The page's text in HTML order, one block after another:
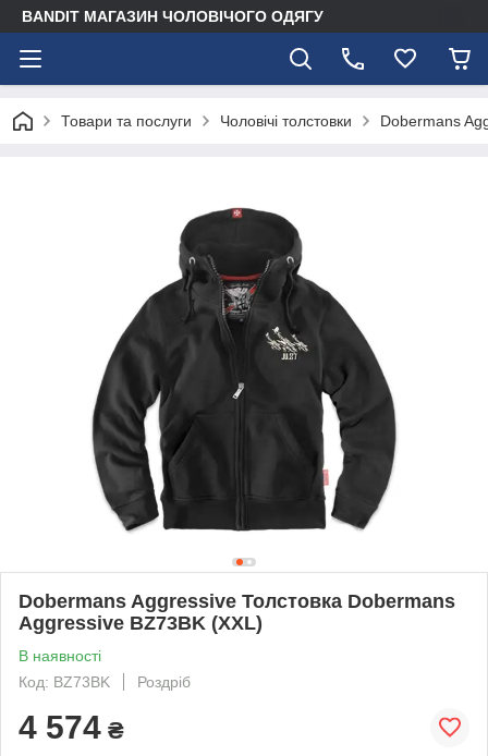
BANDIT МАГАЗИН ЧОЛОВІЧОГО ОДЯГУ
Товари та послуги Чоловічі толстовки Dobermans
Dobermans Aggressive Толстовка Dobermans
Aggressive BZ73BK (XXL)
В наявності
Код: BZ73BK
Роздріб
4 574 ₴